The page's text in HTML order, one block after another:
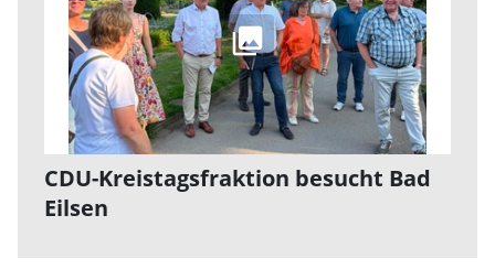
CDU-Kreistagsfraktion besucht Bad
Eilsen